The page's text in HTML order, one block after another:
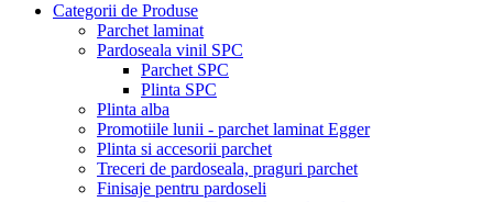
Categorii de Produse
Parchet laminat
Pardoseala vinil SPC
Parchet SPC
Plinta SPC
Plinta alba
Promotiile lunii - parchet laminat Egger
Plinta si accesorii parchet
Treceri de pardoseala, praguri parchet
Finisaje pentru pardoseli